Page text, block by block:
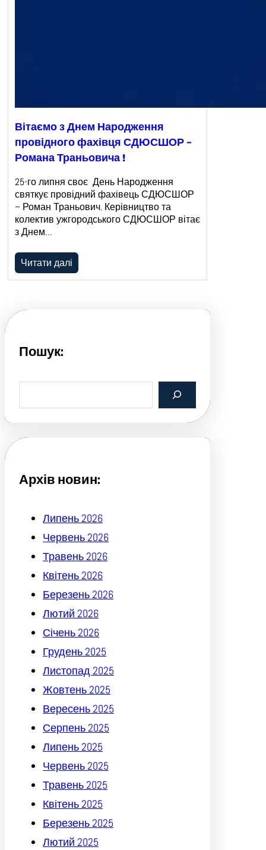
Вітаємо з Днем Народження
провідного фахівця СДЮСШОР –
Романа Траньовича !
25-го липня своє День Народження
святкує провідний фахівець СДЮСШОР
– Роман Траньович. Керівництво та
колектив ужгородського СДЮСШОР вітає
з Днем…
Читати далі
Пошук:
a
c
Архів новин:
Липень 2026
Червень 2026
Травень 2026
Квітень 2026
Березень 2026
Лютий 2026
Січень 2026
Грудень 2025
Листопад 2025
Жовтень 2025
Вересень 2025
Серпень 2025
Липень 2025
Червень 2025
Травень 2025
Квітень 2025
Березень 2025
Лютий 2025